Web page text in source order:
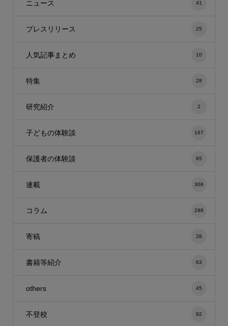
ニュース 41
プレスリリース 25
人気記事まとめ 10
特集 28
研究紹介 2
子どもの体験談 167
保護者の体験談 65
連載 308
コラム 288
寄稿 28
書籍等紹介 63
others 45
不登校 92